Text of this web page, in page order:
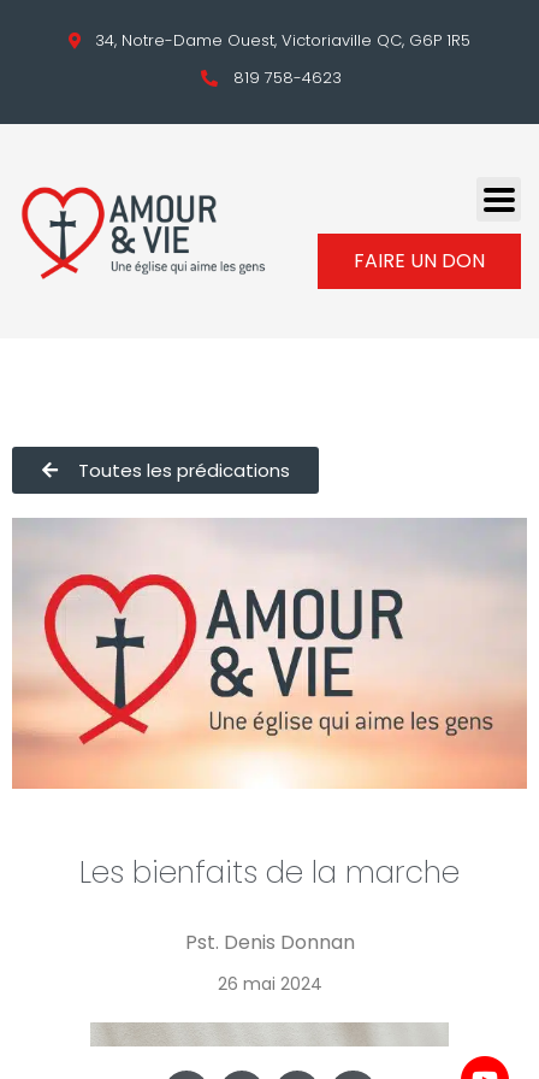
34, Notre-Dame Ouest, Victoriaville QC, G6P 1R5
819 758-4623
FAIRE UN DON
Toutes les prédications
Les bienfaits de la marche
Pst. Denis Donnan
26 mai 2024